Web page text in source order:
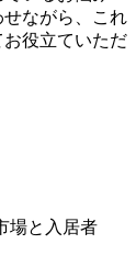
ながら、これ
役立ていただ
場と入居者